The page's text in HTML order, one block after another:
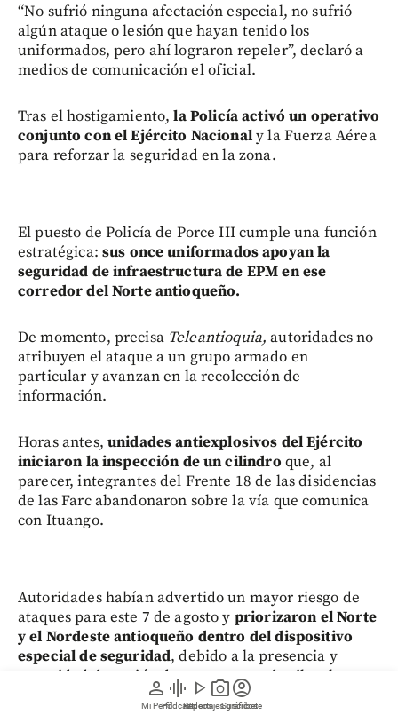
person
Mi Perfil
graphic_eq
Pódcast
play_arrow
Videos
photo_camera
Reportajes gráficos
account_circle
Suscríbete
“No sufrió ninguna afectación especial, no sufrió
algún ataque o lesión que hayan tenido los
uniformados, pero ahí lograron repeler”, declaró a
medios de comunicación el oficial.
Tras el hostigamiento,la Policía activó un operativo
conjunto con el Ejército Nacionaly la Fuerza Aérea
para reforzar la seguridad en la zona.
El puesto de Policía de Porce III cumple una función
estratégica: sus once uniformados apoyan la
seguridad de infraestructura de EPM en ese
corredor del Norte antioqueño.
De momento, precisa Teleantioquia,autoridades no
atribuyen el ataque a un grupo armado en
particular y avanzan en la recolección de
información.
Horas antes, unidades antiexplosivos del Ejército
iniciaron la inspección de un cilindro que, al
parecer, integrantes del Frente 18 de las disidencias
de las Farc abandonaron sobre la vía que comunica
con Ituango.
Autoridades habían advertido un mayor riesgo de
ataques para este 7 de agosto y priorizaron el Norte
y el Nordeste antioqueño dentro del dispositivo
especial de seguridad, debido a la presencia y
capacidad de acción de grupos armados ilegales en